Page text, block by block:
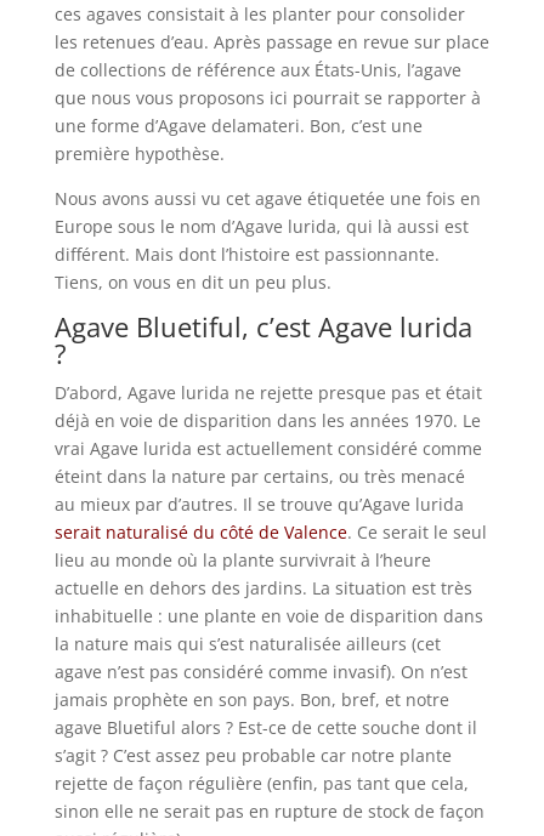
ces agaves consistait à les planter pour consolider
les retenues d’eau. Après passage en revue sur place
de collections de référence aux États-Unis, l’agave
que nous vous proposons ici pourrait se rapporter à
une forme d’Agave delamateri. Bon, c’est une
première hypothèse.
Nous avons aussi vu cet agave étiquetée une fois en
Europe sous le nom d’Agave lurida, qui là aussi est
différent. Mais dont l’histoire est passionnante.
Tiens, on vous en dit un peu plus.
Agave Bluetiful, c’est Agave lurida
?
D’abord, Agave lurida ne rejette presque pas et était
déjà en voie de disparition dans les années 1970. Le
vrai Agave lurida est actuellement considéré comme
éteint dans la nature par certains, ou très menacé
au mieux par d’autres. Il se trouve qu’Agave lurida
serait naturalisé du côté de Valence. Ce serait le seul
lieu au monde où la plante survivrait à l’heure
actuelle en dehors des jardins. La situation est très
inhabituelle : une plante en voie de disparition dans
la nature mais qui s’est naturalisée ailleurs (cet
agave n’est pas considéré comme invasif). On n’est
jamais prophète en son pays. Bon, bref, et notre
agave Bluetiful alors ? Est-ce de cette souche dont il
s’agit ? C’est assez peu probable car notre plante
rejette de façon régulière (enfin, pas tant que cela,
sinon elle ne serait pas en rupture de stock de façon